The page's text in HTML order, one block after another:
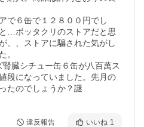
で６缶で１２８００円でし
…ボッタクリのストアだと思
、、ストアに騙された気がし
。
臓シチュー缶６缶が八百萬ス
段になっていました。先月の
たのでしょうか？謎
違反報告 いいね 1